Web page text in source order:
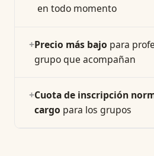
en todo momento
+Precio más bajo para
grupo que acompañan
+Cuota de inscripción
cargo para los grupos